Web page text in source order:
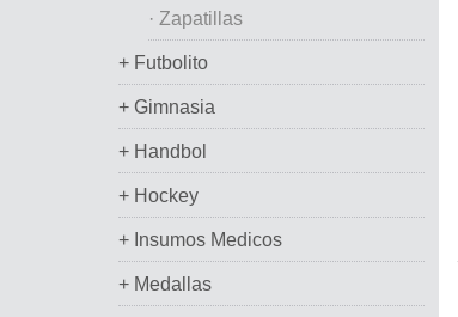
· Zapatillas
+ Futbolito
+ Gimnasia
+ Handbol
+ Hockey
+ Insumos Medicos
+ Medallas